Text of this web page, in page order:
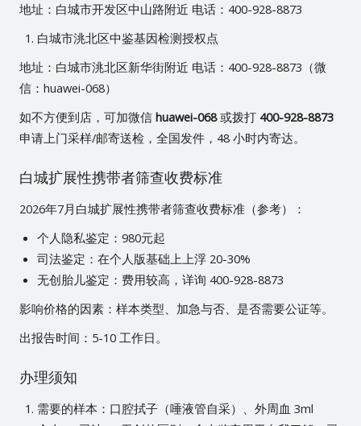
地址：白城市开发区中山路附近 电话：400-928-8873
白城市洮北区中鉴基因检测授权点
地址：白城市洮北区新华街附近 电话：400-928-8873（微
信：huawei-068）
如不方便到店，可加微信 huawei-068或拨打 400-928-8873
申请上门采样/邮寄送检，全国发件，48 小时内寄达。
白城扩展性携带者筛查收费标准
2026年7月白城扩展性携带者筛查收费标准（参考）：
个人隐私鉴定：980元起
司法鉴定：在个人版基础上上浮 20-30%
无创胎儿鉴定：费用较高，详询 400-928-8873
影响价格的因素：样本类型、加急与否、是否需要公证等。
出报告时间：5-10 工作日。
办理须知
需要的样本：口腔拭子（唾液管自采）、外周血 3ml